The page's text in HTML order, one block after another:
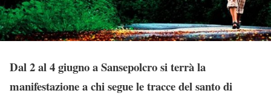
Dal 2 al 4 giugno a Sansepolcro si terrà la
manifestazione a chi segue le tracce del santo di